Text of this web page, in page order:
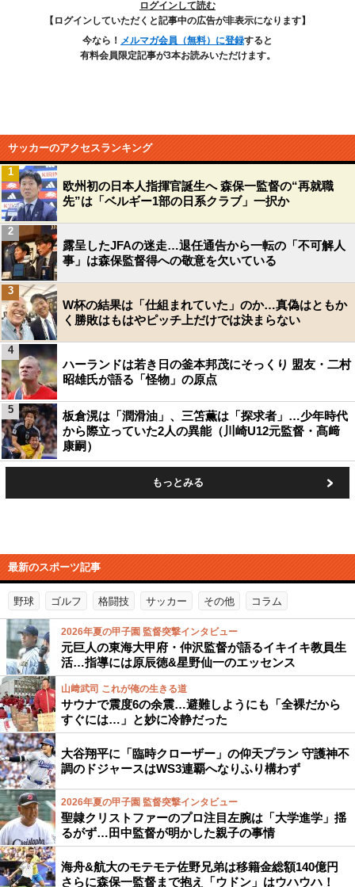
ログインして読む
【ログインしていただくと記事中の広告が非表示になります】
今なら！ メルマガ会員（無料）に登録すると
有料会員限定記事が3本お読みいただけます。
サッカーのアクセスランキング
欧州初の日本人指揮官誕生へ 森保一監督の“再就職
先”は「ベルギー1部の日系クラブ」一択か
1
露呈したJFAの迷走…退任通告から一転の「不可解人
事」は森保監督得への敬意を欠いている
2
W杯の結果は「仕組まれていた」のか…真偽はともか
く勝敗はもはやピッチ上だけでは決まらない
3
ハーランドは若き日の釜本邦茂にそっくり 盟友・二村
昭雄氏が語る「怪物」の原点
4
板倉滉は「潤滑油」、三笘薫は「探求者」…少年時代
から際立っていた2人の異能（川崎U12元監督・髙﨑
康嗣）
5
もっとみる
最新のスポーツ記事
野球 ゴルフ 格闘技 サッカー その他 コラム
2026年夏の甲子園 監督突撃インタビュー
元巨人の東海大甲府・仲沢監督が語るイキイキ教員生
活…指導には原辰徳&星野仙一のエッセンス
山﨑武司 これが俺の生きる道
サウナで震度6の余震…避難しようにも「全裸だから
すぐには…」と妙に冷静だった
大谷翔平に「臨時クローザー」の仰天プラン 守護神不
調のドジャースはWS3連覇へなりふり構わず
2026年夏の甲子園 監督突撃インタビュー
聖隷クリストファーのプロ注目左腕は「大学進学」揺
るがず…田中監督が明かした親子の事情
海舟&航大のモテモテ佐野兄弟は移籍金総額140億円
さらに森保一監督まで抱え「ウドン」はウハウハ！